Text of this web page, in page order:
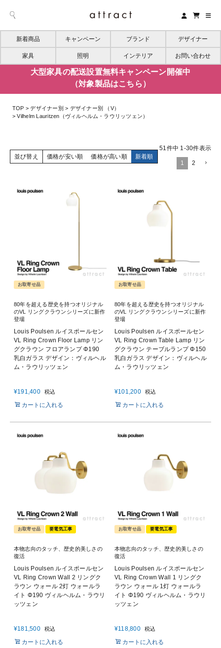
新着商品 キャンペーン ブランド デザイナー
家具 照明 インテリア お問い合わせ
大型家具の配送設置無料キャンペーン開催中
（対象製品はこちら）
TOP デザイナー別
デザイナー別 （V）
Vilhelm Lauritzen（ヴィルヘルム・ラウリッツェン）
並び替え 価格が安い順 価格が高い順 新着順
51件中 1-30件表示
1 2
お取寄せ品
80年を超える歴史を持つオリジナル
のVL リングクラウンシリーズに新作
登場
Louis Poulsen ルイスポールセン
VL Ring Crown Floor Lamp リン
グクラウン フロアランプ Φ190
乳白ガラス デザイン：ヴィルヘル
ム・ラウリッツェン
¥191,400 税込
カートに入れる
お取寄せ品
80年を超える歴史を持つオリジナル
のVL リングクラウンシリーズに新作
登場
Louis Poulsen ルイスポールセン
VL Ring Crown Table Lamp リン
グクラウン テーブルランプ Φ150
乳白ガラス デザイン：ヴィルヘル
ム・ラウリッツェン
¥101,200 税込
カートに入れる
お取寄せ品 要電気工事
本物志向のタッチ、歴史的美しさの
復活
Louis Poulsen ルイスポールセン
VL Ring Crown Wall 2 リングク
ラウン ウォール 2灯 ウォールラ
イト Φ190 ヴィルヘルム・ラウリ
ッツェン
¥181,500 税込
カートに入れる
お取寄せ品 要電気工事
本物志向のタッチ、歴史的美しさの
復活
Louis Poulsen ルイスポールセン
VL Ring Crown Wall 1 リングク
ラウン ウォール 1灯 ウォールラ
イト Φ190 ヴィルヘルム・ラウリ
ッツェン
¥118,800 税込
カートに入れる